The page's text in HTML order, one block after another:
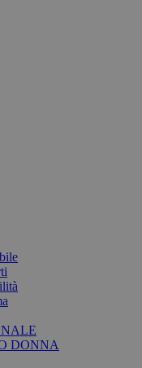
DONNA